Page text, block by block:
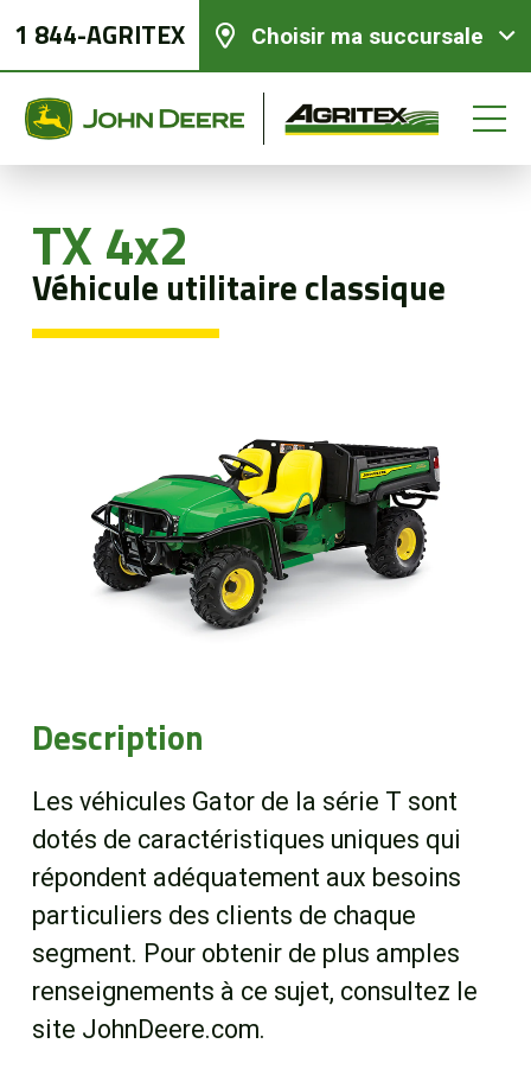
1 844-AGRITEX Choisir ma succursale
TX 4x2
Véhicule utilitaire classique
Description
Les véhicules Gator de la série T sont
dotés de caractéristiques uniques qui
répondent adéquatement aux besoins
particuliers des clients de chaque
segment. Pour obtenir de plus amples
renseignements à ce sujet, consultez le
site JohnDeere.com.
Équipements neufs
Équipements usagés
Agriculture de précision
Boutique
Portail client
À propos
Promotions
Carrières
Actualités
Nous joindre